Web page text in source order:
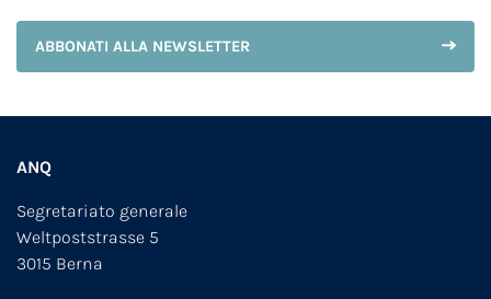
ABBONATI ALLA NEWSLETTER
ANQ
Segretariato generale
Weltpoststrasse 5
3015 Berna